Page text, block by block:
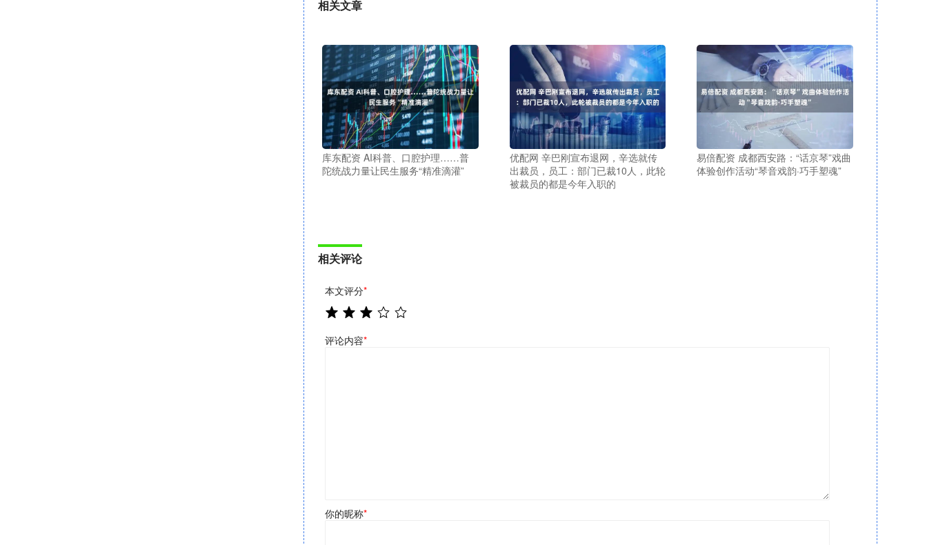
相关文章
库东配资 AI科普、口腔护理……普
陀统战力量让民生服务“精准滴灌”
优配网 辛巴刚宣布退网，辛选就传
出裁员，员工：部门已裁10人，此轮
被裁员的都是今年入职的
易倍配资 成都西安路：“话京琴”戏曲
体验创作活动“琴音戏韵·巧手塑魂”
相关评论
本文评分*
评论内容*
你的昵称*